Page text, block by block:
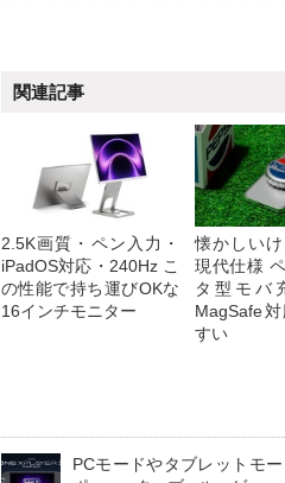
関連記事
2.5K画質・ペン入力・
iPadOS対応・240Hz こ
の性能で持ち運びOKな
16インチモニター
懐かしい
現代仕様
タ型モバ
MagSafe
すい
PCモードやタブレットモ